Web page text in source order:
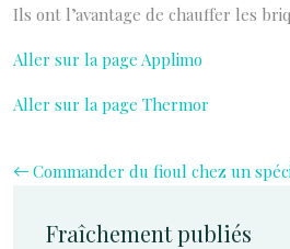
Ils ont l’avantage de chauffer les
Aller sur la page Applimo
Aller sur la page Thermor
Commander du fioul chez un
Fraîchement publiés